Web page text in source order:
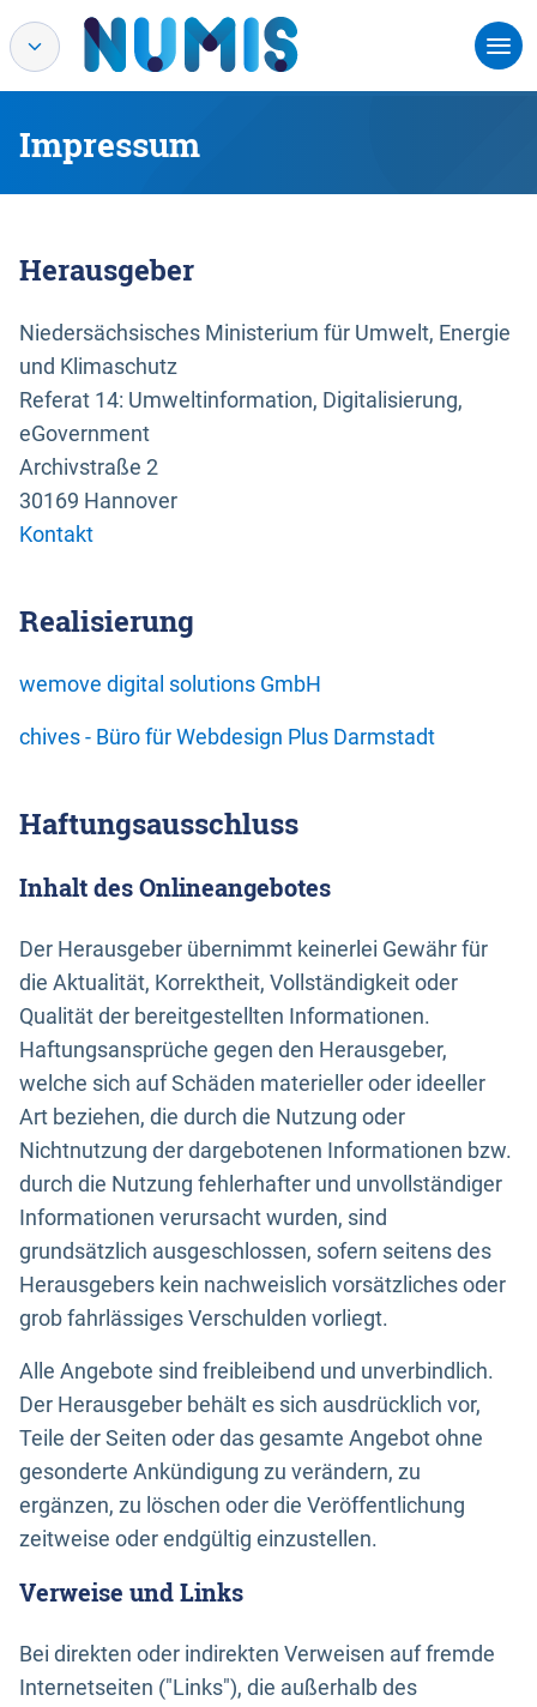
Impressum
Herausgeber
Niedersächsisches Ministerium für Umwelt, Energie
und Klimaschutz
Referat 14: Umweltinformation, Digitalisierung,
eGovernment
Archivstraße 2
30169 Hannover
Kontakt
Realisierung
wemove digital solutions GmbH
chives - Büro für Webdesign Plus Darmstadt
Haftungsausschluss
Inhalt des Onlineangebotes
Der Herausgeber übernimmt keinerlei Gewähr für
die Aktualität, Korrektheit, Vollständigkeit oder
Qualität der bereitgestellten Informationen.
Haftungsansprüche gegen den Herausgeber,
welche sich auf Schäden materieller oder ideeller
Art beziehen, die durch die Nutzung oder
Nichtnutzung der dargebotenen Informationen bzw.
durch die Nutzung fehlerhafter und unvollständiger
Informationen verursacht wurden, sind
grundsätzlich ausgeschlossen, sofern seitens des
Herausgebers kein nachweislich vorsätzliches oder
grob fahrlässiges Verschulden vorliegt.
Alle Angebote sind freibleibend und unverbindlich.
Der Herausgeber behält es sich ausdrücklich vor,
Teile der Seiten oder das gesamte Angebot ohne
gesonderte Ankündigung zu verändern, zu
ergänzen, zu löschen oder die Veröffentlichung
zeitweise oder endgültig einzustellen.
Verweise und Links
Bei direkten oder indirekten Verweisen auf fremde
Internetseiten ("Links"), die außerhalb des